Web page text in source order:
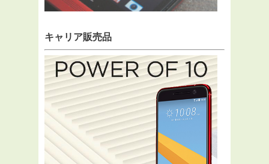
キャリア販売品